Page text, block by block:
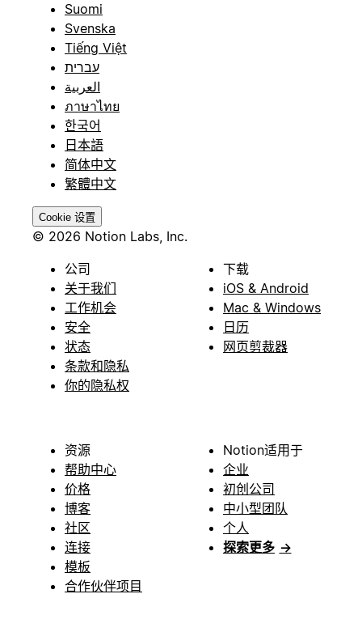
Suomi
Svenska
Tiếng Việt
עברית
العربية
ภาษาไทย
한국어
日本語
简体中文
繁體中文
Cookie 设置
© 2026 Notion Labs, Inc.
公司
关于我们
工作机会
安全
状态
条款和隐私
你的隐私权
下载
iOS & Android
Mac & Windows
日历
网页剪裁器
资源
帮助中心
价格
博客
社区
连接
模板
合作伙伴项目
Notion适用于
企业
初创公司
中小型团队
个人
探索更多 →